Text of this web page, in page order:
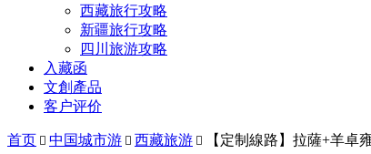
西藏旅行攻略
新疆旅行攻略
四川旅游攻略
入藏函
文創產品
客户评价
首页  中国城市游  西藏旅游  【定制線路】拉薩+羊卓